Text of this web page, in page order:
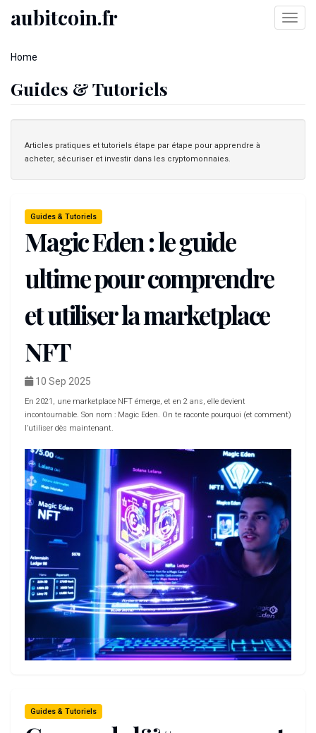
content
aubitcoin.fr
You
here
Home
Guides & Tutoriels
Articles pratiques et tutoriels étape par étape pour apprendre à
acheter, sécuriser et investir dans les cryptomonnaies.
Guides & Tutoriels
Magic Eden : le guide
ultime pour comprendre
et utiliser la marketplace
NFT
10 Sep 2025
En 2021, une marketplace NFT émerge, et en 2 ans, elle devient
incontournable. Son nom : Magic Eden. On te raconte pourquoi (et comment)
l’utiliser dès maintenant.
Guides & Tutoriels